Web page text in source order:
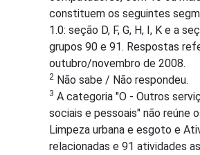
constituem os seguintes
1.0: seção D, F, G, H, I, K e a
grupos 90 e 91. Respostas
outubro/novembro de 2008.
2 Não sabe / Não respondeu.
3 A categoria "O - Outros
sociais e pessoais" não reúne
Limpeza urbana e esgoto e
relacionadas e 91 atividades